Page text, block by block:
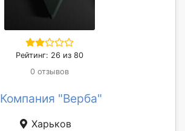
Рейтинг: 26 из 80
0 отзывов
Компания "Верба"
Харьков